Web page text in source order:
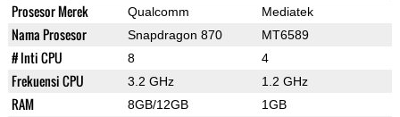
Prosesor Merek Qualcomm Mediatek
Nama Prosesor Snapdragon 870 MT6589
# Inti CPU 8 4
Frekuensi CPU 3.2 GHz 1.2 GHz
RAM 8GB/12GB 1GB